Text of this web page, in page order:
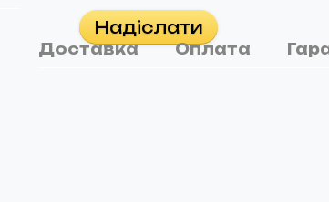
Надіслати
Доставка Оплата